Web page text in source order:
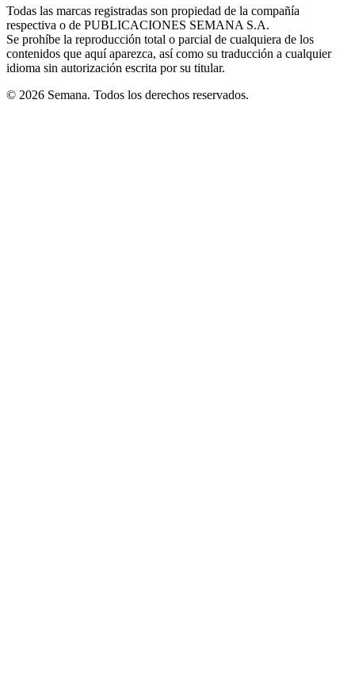
windowwindowwindow
new
window
Todas las marcas registradas son propiedad de la compañía
respectiva o de PUBLICACIONES SEMANA S.A.
Se prohíbe la reproducción total o parcial de cualquiera de los
contenidos que aquí aparezca, así como su traducción a cualquier
idioma sin autorización escrita por su titular.
© 2026 Semana. Todos los derechos reservados.